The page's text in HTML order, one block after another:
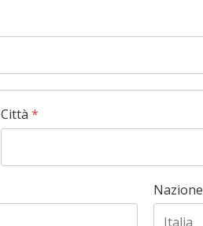
Città *
Nazione